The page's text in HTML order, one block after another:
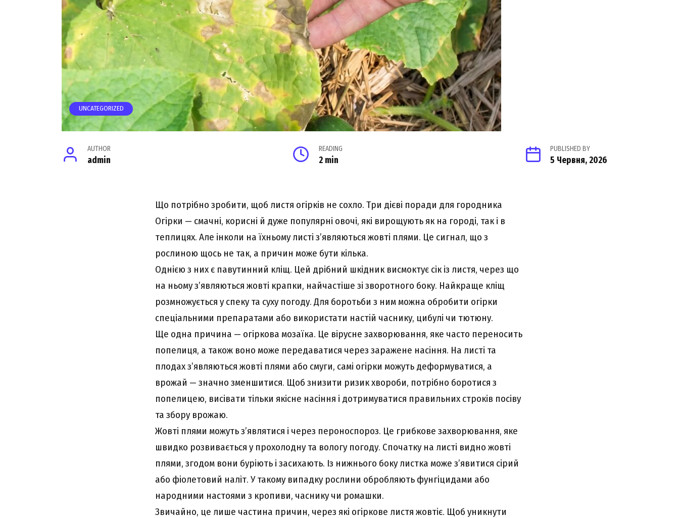
UNCATEGORIZED
AUTHOR
admin
READING
2 min
PUBLISHED BY
5 Червня, 2026
Що потрібно зробити, щоб листя огірків не сохло. Три дієві поради для городника
Огірки — смачні, корисні й дуже популярні овочі, які вирощують як на городі, так і в
теплицях. Але інколи на їхньому листі з’являються жовті плями. Це сигнал, що з
рослиною щось не так, а причин може бути кілька.
Однією з них є павутинний кліщ. Цей дрібний шкідник висмоктує сік із листя, через що
на ньому з’являються жовті крапки, найчастіше зі зворотного боку. Найкраще кліщ
розмножується у спеку та суху погоду. Для боротьби з ним можна обробити огірки
спеціальними препаратами або використати настій часнику, цибулі чи тютюну.
Ще одна причина — огіркова мозаїка. Це вірусне захворювання, яке часто переносить
попелиця, а також воно може передаватися через заражене насіння. На листі та
плодах з’являються жовті плями або смуги, самі огірки можуть деформуватися, а
врожай — значно зменшитися. Щоб знизити ризик хвороби, потрібно боротися з
попелицею, висівати тільки якісне насіння і дотримуватися правильних строків посіву
та збору врожаю.
Жовті плями можуть з’являтися і через пероноспороз. Це грибкове захворювання, яке
швидко розвивається у прохолодну та вологу погоду. Спочатку на листі видно жовті
плями, згодом вони буріють і засихають. Із нижнього боку листка може з’явитися сірий
або фіолетовий наліт. У такому випадку рослини обробляють фунгіцидами або
народними настоями з кропиви, часнику чи ромашки.
Звичайно, це лише частина причин, через які огіркове листя жовтіє. Щоб уникнути